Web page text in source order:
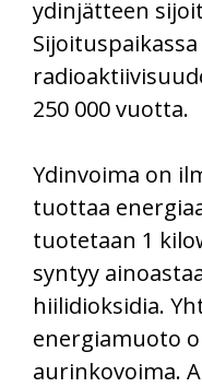
ydinjätteen
250 000 vuotta.
Ydinvoima on
tuottaa
tuotetaan 1
syntyy
hiilidioksidia.
energiamuoto
aurinkovoima.